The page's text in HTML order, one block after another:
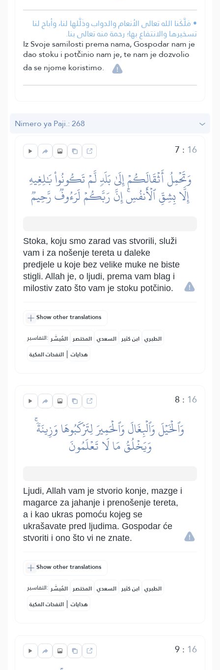
• مَلَّكَنا الله تعالى الأنعام والدواب وذَلَّلها لنا، وأباح لنا
تسخيرها والانتفاع بها؛ رحمة منه تعالى بنا.
Iz Svoje samilosti prema nama, Gospodar nam je
dao stoku i potčinio nam je, te nam je dozvolio
da se njome koristimo.
Nimero ya Paji.: 268
7 : 16
وَتَحۡمِلُ أَثۡقَالَكُمۡ إِلَىٰ بَلَدٖ لَّمۡ تَكُونُواْ بَٰلِغِيهِ
إِلَّا بِشِقِّ ٱلۡأَنفُسِۚ إِنَّ رَبَّكُمۡ لَرَءُوفٞ رَّحِيمٞ
Stoka, koju smo zarad vas stvorili, služi
vam i za nošenje tereta u daleke
predjele u koje bez velike muke ne biste
stigli. Allah je, o ljudi, prema vam blag i
milostiv zato što vam je stoku potčinio.
Show other translations
التفاسير: المُيسَّر المختصر السعدي ابن كثير الطبري
النفحات المكية | هدايات
8 : 16
وَٱلۡخَيۡلَ وَٱلۡبِغَالَ وَٱلۡحَمِيرَ لِتَرۡكَبُوهَا وَزِينَةٗۚ
وَيَخۡلُقُ مَا لَا تَعۡلَمُونَ
Ljudi, Allah vam je stvorio konje, mazge i
magarce za jahanje i prenošenje tereta,
a i kao ukras pomoću kojeg se
ukrašavate pred ljudima. Gospodar će
stvoriti i ono što vi ne znate.
Show other translations
التفاسير: المُيسَّر المختصر السعدي ابن كثير الطبري
النفحات المكية | هدايات
9: 16